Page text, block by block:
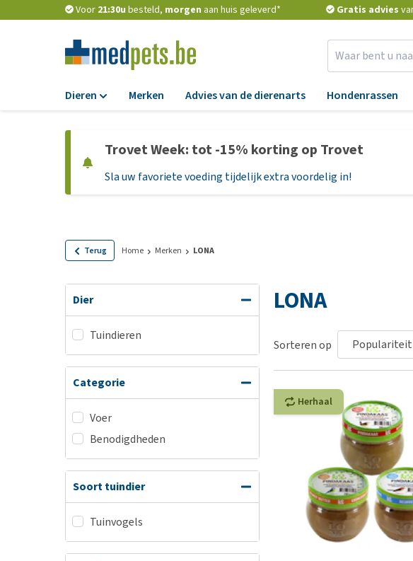
Voor 21:30u besteld, morgen aan huis geleverd* Gratis advies
Dieren
Hondenbrokken
Natvoer
Glutenvrij hondenvoer
Biologisch hondenvoer
Vegan hondenvoer
Snacks
Bekijk alles
Verkoeling
Bench
Bekijk alles
Merken Advies van de dierenarts Hondenrassen
Trovet Week: tot -15% korting op Trovet
Sla uw favoriete voeding tijdelijk extra voordelig in!
Terug Home Merken LONA
Dier
Tuindieren
Categorie
Voer
Benodigdheden
Soort tuindier
Tuinvogels
LONA
Sorteren op
Herhaal